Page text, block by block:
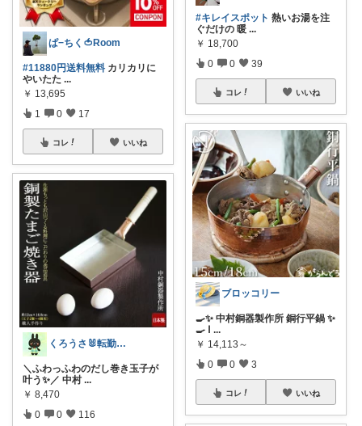
ぱ−ちく🍅Room
#11880円送料無料 カリカリに
やいたた ...
￥ 13,695
1 0 17
コレ いいね
くろうさ🐰転勤族のくらし
＼ふわっふわのだし巻き玉子が
叶う✨／ 中村 ...
￥ 8,470
0 0 116
#キレイスポット 熱いお湯を注
ぐだけの 暖 ...
￥ 18,700
0 0 39
コレ いいね
ブロッコリー
🍳✨ 中村銅器製作所 銅行平鍋 ✨
🍳 Ⅰ
...
￥ 14,113～
0 0 3
コレ いいね